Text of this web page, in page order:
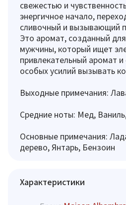
свежестью и
энергичное начало,
сливочный и вызывающий
Это аромат, созданный
мужчины, который ищет
привлекательный аромат
особых усилий вызывать
Выходные примечания:
Средние ноты: Мед,
Основные примечания:
дерево, Янтарь, Бензоин
Характеристики